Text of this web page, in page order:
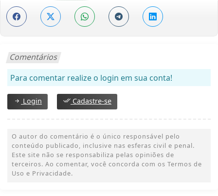
Comentários
Para comentar realize o login em sua conta!
Login Cadastre-se
O autor do comentário é o único responsável pelo
conteúdo publicado, inclusive nas esferas civil e penal.
Este site não se responsabiliza pelas opiniões de
terceiros. Ao comentar, você concorda com os Termos de
Uso e Privacidade.